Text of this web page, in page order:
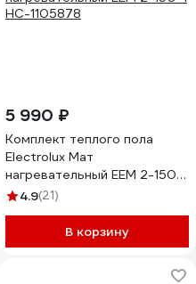
5 990 ₽
Комплект теплого пола
Electrolux Мат
нагревательный EEM 2-150-1
НС-1105878
4.9(21)
В корзину